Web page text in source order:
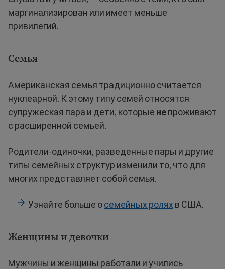
маргинализирован или имеет меньше
привилегий.
Семья
Американская семья традиционно считается
нуклеарной. К этому типу семей относятся
супружеская пара и дети, которые непроживают
с расширенной семьей.
Родители-одиночки, разведенные пары и другие
типы семейных структур изменили то, что для
многих представляет собой семья.
Узнайте больше осемейных ролях в США.
Женщины и девочки
Мужчины и женщины работали и учились